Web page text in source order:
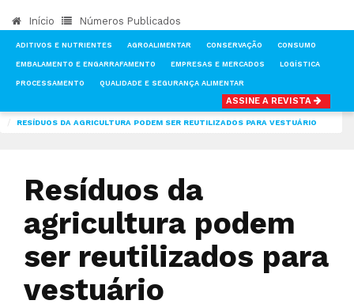
Início Números Publicados
ADITIVOS E NUTRIENTES AGROALIMENTAR CONSERVAÇÃO CONSUMO
EMBALAMENTO E ENGARRAFAMENTO EMPRESAS E MERCADOS LOGÍSTICA
PROCESSAMENTO QUALIDADE E SEGURANÇA ALIMENTAR
ASSINE A REVISTA
RESÍDUOS DA AGRICULTURA PODEM SER REUTILIZADOS PARA VESTUÁRIO
Resíduos da
agricultura podem
ser reutilizados para
vestuário